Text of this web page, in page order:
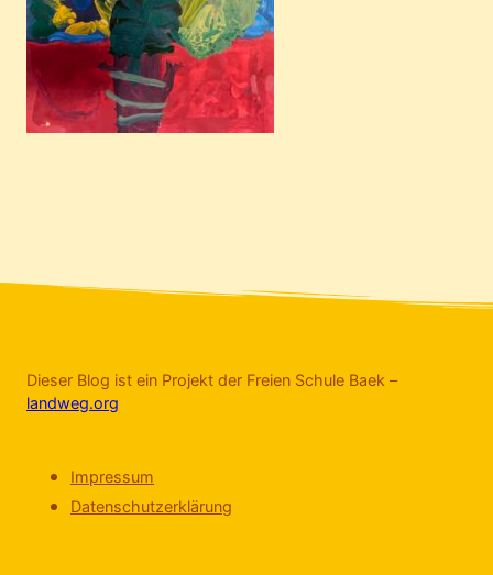
Dieser Blog ist ein Projekt der Freien Schule Baek –
landweg.org
Impressum
Datenschutzerklärung